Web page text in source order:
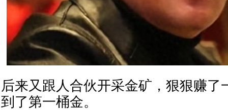
后来又跟人合伙开采金矿，狠狠赚了
到了第一桶金。